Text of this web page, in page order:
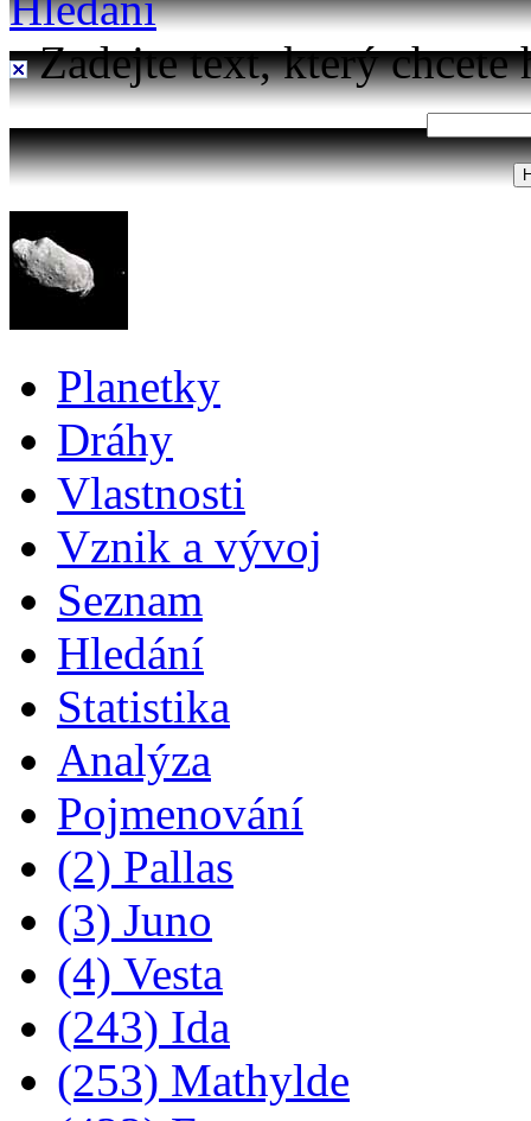
Zadejte text, který chcete
Planetky
Dráhy
Vlastnosti
Vznik a vývoj
Seznam
Hledání
Statistika
Analýza
Pojmenování
(2) Pallas
(3) Juno
(4) Vesta
(243) Ida
(253) Mathylde